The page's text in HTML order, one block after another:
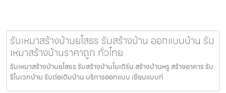
รับเหมาสร้างบ้านยโสธร รับสร้างบ้าน ออกแบบบ้าน รับ
เหมาสร้างบ้านราคาถูก ทั่วไทย
รับเหมาสร้างบ้านยโสธร รับสร้างบ้านโมเดิร์น สร้างบ้านหรู สร้างอาคาร รับ
รีโนเวทบ้าน รับต่อเติมบ้าน บริการออกแบบ เขียนแบบก่